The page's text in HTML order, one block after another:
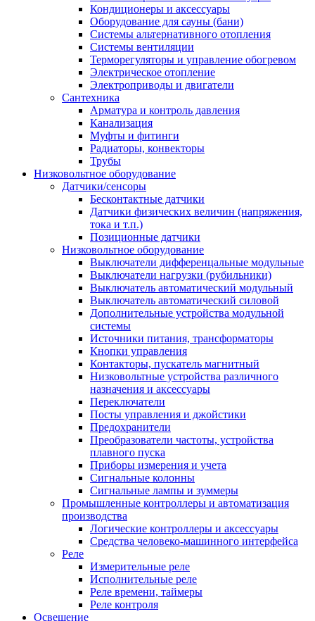
Кондиционеры и аксессуары
Оборудование для сауны (бани)
Системы альтернативного отопления
Системы вентиляции
Терморегуляторы и управление обогревом
Электрическое отопление
Электроприводы и двигатели
Сантехника
Арматура и контроль давления
Канализация
Муфты и фитинги
Радиаторы, конвекторы
Трубы
Низковольтное оборудование
Датчики/сенсоры
Бесконтактные датчики
Датчики физических величин (напряжения,
тока и т.п.)
Позиционные датчики
Низковольтное оборудование
Выключатели дифференцальные модульные
Выключатели нагрузки (рубильники)
Выключатель автоматический модульный
Выключатель автоматический силовой
Дополнительные устройства модульной
системы
Источники питания, трансформаторы
Кнопки управления
Контакторы, пускатель магнитный
Низковольтные устройства различного
назначения и аксессуары
Переключатели
Посты управления и джойстики
Предохранители
Преобразователи частоты, устройства
плавного пуска
Приборы измерения и учета
Сигнальные колонны
Сигнальные лампы и зуммеры
Промышленные контроллеры и автоматизация
производства
Логические контроллеры и аксессуары
Средства человеко-машинного интерфейса
Реле
Измерительные реле
Исполнительные реле
Реле времени, таймеры
Реле контроля
Освещение